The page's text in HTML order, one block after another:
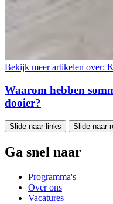
Bekijk meer artikelen over:
Waarom hebben
dooier?
Slide naar links Slide naar
Ga snel naar
Programma's
Over ons
Vacatures